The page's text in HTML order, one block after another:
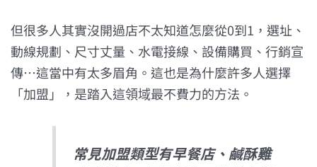
但很多人其實沒開過店不太知道怎麼從0到1，選址、
動線規劃、尺寸丈量、水電接線、設備購買、行銷宣
傳…這當中有太多眉角。這也是為什麼許多人選擇
「加盟」，是踏入這領域最不費力的方法。
常見加盟類型有早餐店、鹹酥雞